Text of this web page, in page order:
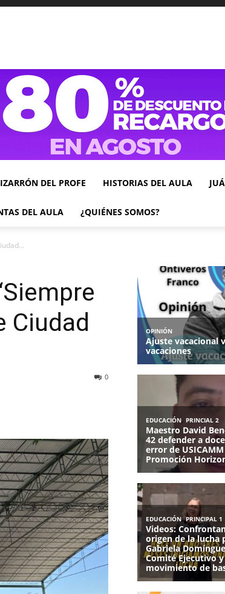
DEL PROFE HISTORIAS DEL AULA
DEL AULA ¿QUIÉNES SOMOS?
Ciudad
0